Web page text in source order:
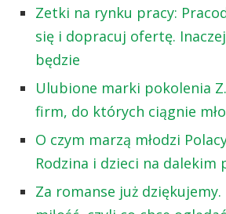
Zetki na rynku pracy:
się i dopracuj ofertę.
będzie
Ulubione marki pokolenia
firm, do których ciągnie
O czym marzą młodzi
Rodzina i dzieci na dalekim
Za romanse już dziękujemy.